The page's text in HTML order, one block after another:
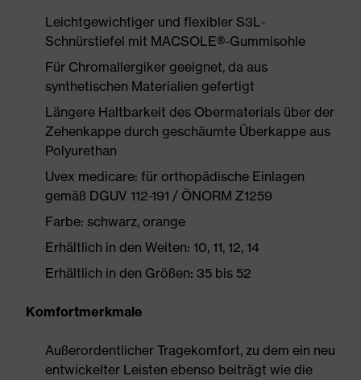
Leichtgewichtiger und flexibler S3L-
Schnürstiefel mit MACSOLE®-Gummisohle
Für Chromallergiker geeignet, da aus
synthetischen Materialien gefertigt
Längere Haltbarkeit des Obermaterials über der
Zehenkappe durch geschäumte Überkappe aus
Polyurethan
Uvex medicare: für orthopädische Einlagen
gemäß DGUV 112-191 / ÖNORM Z1259
Farbe: schwarz, orange
Erhältlich in den Weiten: 10, 11, 12, 14
Erhältlich in den Größen: 35 bis 52
Komfortmerkmale
Außerordentlicher Tragekomfort, zu dem ein neu
entwickelter Leisten ebenso beiträgt wie die